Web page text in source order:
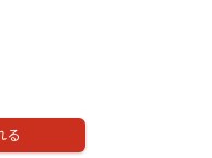
る